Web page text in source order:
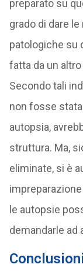
preparato su
grado di dare
patologiche su
fatta da un
Secondo tali
non fosse
autopsia,
struttura. Ma,
eliminate, si è
le autopsie
demandarle ad
Conclusioni